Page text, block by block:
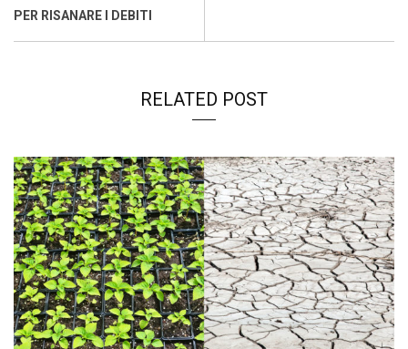
PER RISANARE I DEBITI
RELATED POST